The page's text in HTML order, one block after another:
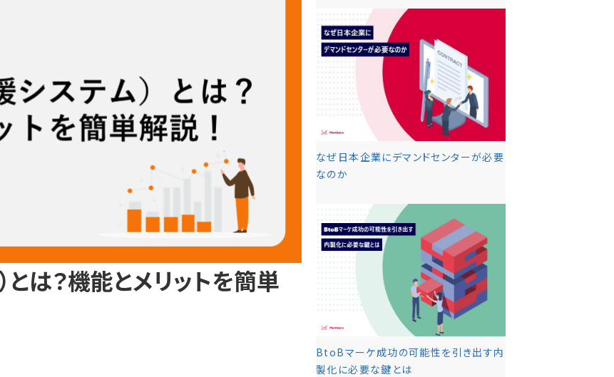
とは？機能とメリットを簡単
なぜ日本企業にデマンドセンターが必要
なのか
BtoBマーケ成功の可能性を引き出す内
製化に必要な鍵とは